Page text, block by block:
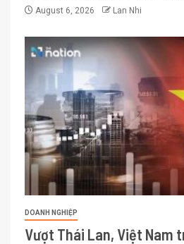
August 6, 2026 Lan Nhi
DOANH NGHIỆP
Vượt Thái Lan, Việt Nam